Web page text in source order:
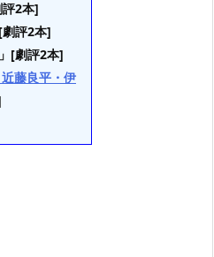
評2本]
劇評2本]
」[劇評2本]
藤良平・伊